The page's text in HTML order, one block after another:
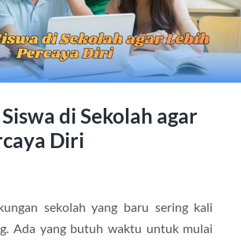
di Sekolah agar
Diri
sekolah yang baru sering kali
Ada yang butuh waktu untuk mulai